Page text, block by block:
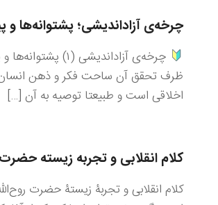
چرخه‌ی آزاداندیشی؛ پشتوانه‌ها و
چرخه‌ی
ظرف تحقق آن ساحت فكر و ذهن انسان
اخلاقی است و طبیعتا توصیه به آن […]
كلام انقلابی و تجربه زیسته حضرت
كلام انقلابی و تجربۀ زیستۀ حضرت